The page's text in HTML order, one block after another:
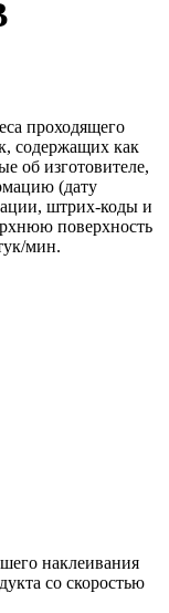
проходящего
содержащих как
об изготовителе,
(дату
штрих-коды и
поверхность
мин.
наклеивания
со скоростью